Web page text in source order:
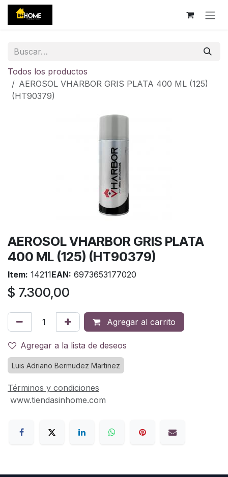
Ir al contenido
Todos los productos
AEROSOL VHARBOR GRIS PLATA 400 ML (125)
(HT90379)
AEROSOL VHARBOR GRIS PLATA
400 ML (125) (HT90379)
Item: 14211EAN: 6973653177020
$ 7.300,00
Agregar al carrito
Agregar a la lista de deseos
Luis Adriano Bermudez Martinez
Términos y condiciones
www.tiendasinhome.com